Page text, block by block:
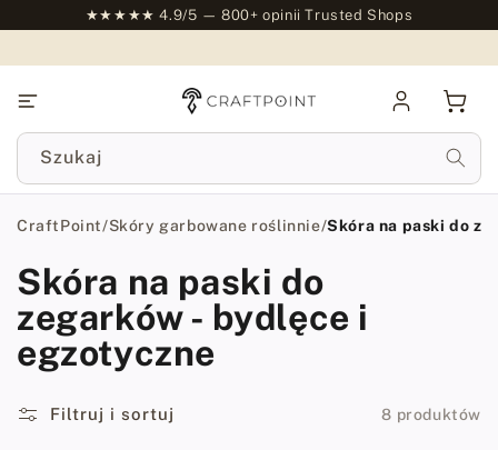
★★★★★ 4.9/5 — 800+ opinii Trusted Shops
się
Szukaj
CraftPoint/Skóry garbowane roślinnie/Skóra na paski do
Skóra na paski do
zegarków - bydlęce i
egzotyczne
Filtruj i sortuj 8 produktów